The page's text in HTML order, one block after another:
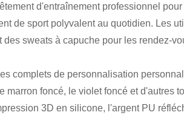
d'entraînement professionnel
de sport polyvalent au quotidien. Les
sweats à capuche pour les rendez-
complets de personnalisation
marron foncé, le violet foncé et d'autres
3D en silicone, l'argent PU